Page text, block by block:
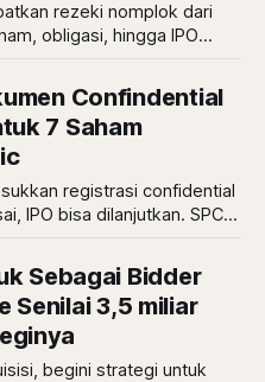
rezeki nomplok dari
obligasi, hingga IPO
risikonya
Confindential
7 Saham
registrasi confidential
IPO bisa dilanjutkan. SPCX
akhirnya listing. Lalu,
related Anthropic ini?
Sebagai Bidder
Senilai 3,5 miliar
begini strategi untuk